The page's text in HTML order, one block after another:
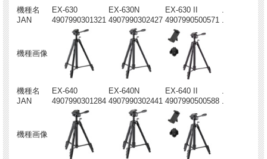
機種名 EX-630 EX-630N EX-630 II
JAN
4907990301321 4907990302427 4907990500571
機種画像
機種名 EX-640 EX-640N EX-640 II
JAN
4907990301284 4907990302441 4907990500588
機種画像